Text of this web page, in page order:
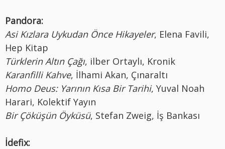
Pandora:
Asi Kızlara Uykudan Önce Hikayeler, Elena Favili,
Hep Kitap
Türklerin Altın Çağı, ilber Ortaylı, Kronik
Karanfilli Kahve, İlhami Akan, Çınaraltı
Homo Deus: Yarının Kısa Bir Tarihi, Yuval Noah
Harari, Kolektif Yayın
Bir Çöküşün Öyküsü, Stefan Zweig, İş Bankası
İdefix: